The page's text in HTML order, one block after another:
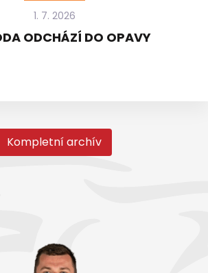
1. 7. 2026
ODCHÁZÍ DO OPAVY
Kompletní archív